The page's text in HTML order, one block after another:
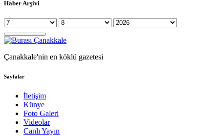
Haber Arşivi
Çanakkale'nin en köklü gazetesi
Sayfalar
İletişim
Künye
Foto Galeri
Videolar
Canlı Yayın